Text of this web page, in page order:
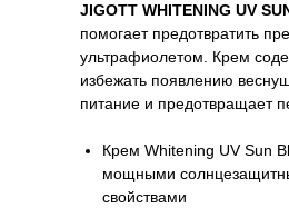
JIGOTT WHITENING UV
помогает предотвратить
ультрафиолетом. Крем
избежать появлению
питание и предотвращает
Крем Whitening UV Sun
мощными
свойствами